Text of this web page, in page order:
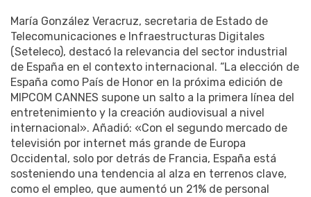
María González Veracruz, secretaria de Estado de
Telecomunicaciones e Infraestructuras Digitales
(Seteleco), destacó la relevancia del sector industrial
de España en el contexto internacional. “La elección de
España como País de Honor en la próxima edición de
MIPCOM CANNES supone un salto a la primera línea del
entretenimiento y la creación audiovisual a nivel
internacional». Añadió: «Con el segundo mercado de
televisión por internet más grande de Europa
Occidental, solo por detrás de Francia, España está
sosteniendo una tendencia al alza en terrenos clave,
como el empleo, que aumentó un 21% de personal